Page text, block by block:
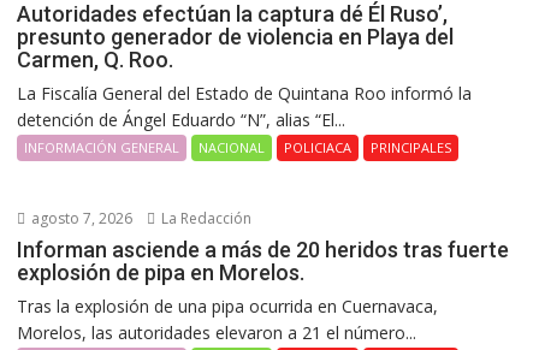
Autoridades efectúan la captura dé Él Ruso’,
presunto generador de violencia en Playa del
Carmen, Q. Roo.
La Fiscalía General del Estado de Quintana Roo informó la
detención de Ángel Eduardo “N”, alias “El...
INFORMACIÓN GENERAL NACIONAL POLICIACA PRINCIPALES
agosto 7, 2026 La Redacción
Informan asciende a más de 20 heridos tras fuerte
explosión de pipa en Morelos.
Tras la explosión de una pipa ocurrida en Cuernavaca,
Morelos, las autoridades elevaron a 21 el número...